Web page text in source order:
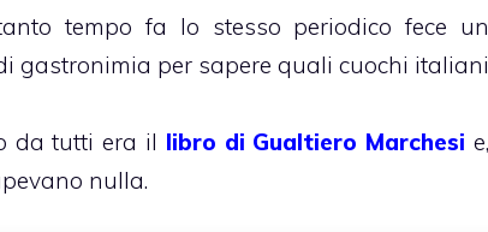
tempo fa lo stesso periodico fece un
gastronimia per sapere quali cuochi italiani
da tutti era il libro di Gualtiero Marchesi e,
nulla.